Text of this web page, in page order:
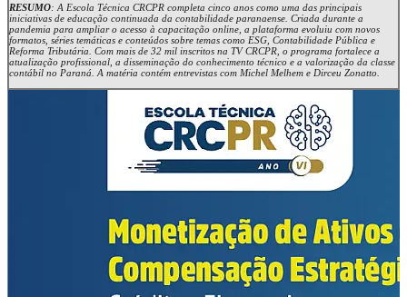
RESUMO: A Escola Técnica CRCPR completa cinco anos como uma das principais
iniciativas de educação continuada da contabilidade paranaense. Criada durante a
pandemia para ampliar o acesso à capacitação online, a plataforma evoluiu com novos
formatos, séries temáticas e conteúdos sobre temas como ESG, Contabilidade Pública e
Reforma Tributária. Com mais de 32 mil inscritos na TV CRCPR, o programa fortalece a
atualização profissional, a disseminação do conhecimento técnico e a valorização da classe
contábil no Paraná. A matéria contém entrevistas com Michel Melhem e Dirceu Zonatto.